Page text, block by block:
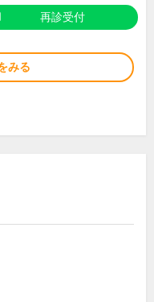
再診受付
みる